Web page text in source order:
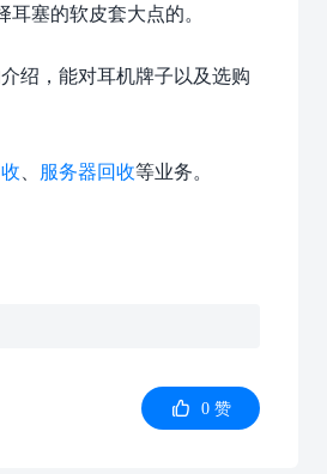
塞的软皮套大点的。
绍，能对耳机牌子以及选购
服务器回收等业务。
 0 赞